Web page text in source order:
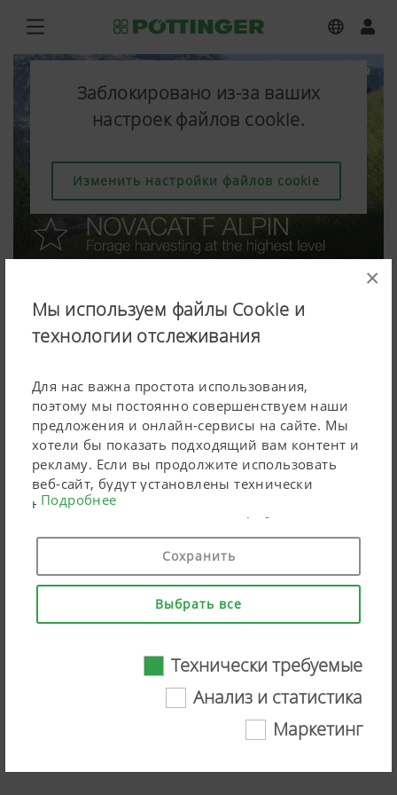
×
Мы используем файлы Cookie и
технологии отслеживания
Для нас важна простота использования,
поэтому мы постоянно совершенствуем наши
предложения и онлайн-сервисы на сайте. Мы
хотели бы показать подходящий вам контент и
рекламу. Если вы продолжите использовать
веб-сайт, будут установлены технически
необходимые файлы cookie. Персональные
маркетинговые продукты Google будут
использовать файлы cookie только в том
случае, если вы дадите свое согласие («согласен
на все»). Вы также можете выполнить
индивидуальные настройки, используя
перечисленные поля для галочки.
Подробнее
Сохранить
Выбрать все
Технически требуемые
Анализ и статистика
Маркетинг
Заблокировано из-за ваших
настроек файлов cookie.
Изменить настройки файлов cookie
NOVACAT F ALPIN front mowers –
Your advantages